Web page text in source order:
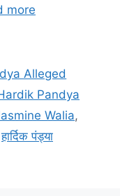
more
Alleged
Pandya
Walia,
हार्दिक पंड्या